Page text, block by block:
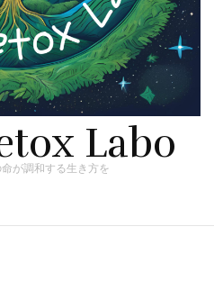
Labo
が調和する生き方を